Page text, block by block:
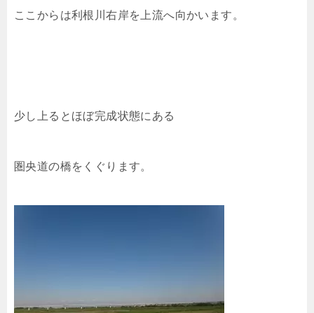
ここからは利根川右岸を上流へ向かいます。
少し上るとほぼ完成状態にある
圏央道の橋をくぐります。